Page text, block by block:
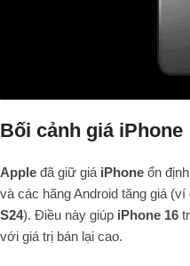
Bối cảnh giá iPhone
Apple đã giữ giá iPhone ổn
và các hãng Android tăng giá (ví
S24). Điều này giúp iPhone 16
với giá trị bán lại cao.